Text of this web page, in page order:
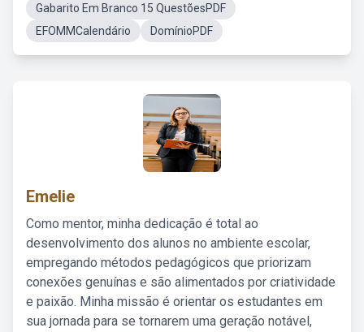
Gabarito Em Branco 15 QuestõesPDF
EFOMMCalendário
DomínioPDF
Emelie
Como mentor, minha dedicação é total ao
desenvolvimento dos alunos no ambiente escolar,
empregando métodos pedagógicos que priorizam
conexões genuínas e são alimentados por criatividade
e paixão. Minha missão é orientar os estudantes em
sua jornada para se tornarem uma geração notável,